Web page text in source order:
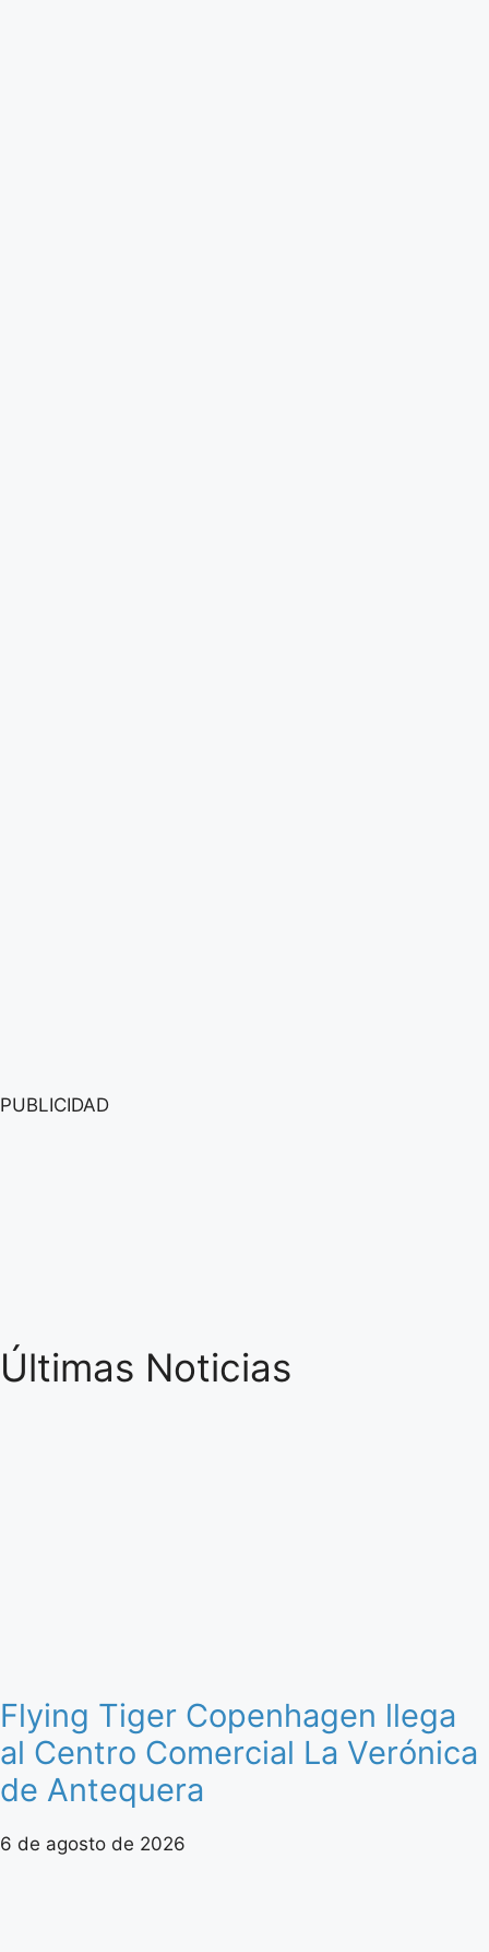
PUBLICIDAD
Últimas Noticias
Flying Tiger Copenhagen llega
al Centro Comercial La Verónica
de Antequera
6 de agosto de 2026